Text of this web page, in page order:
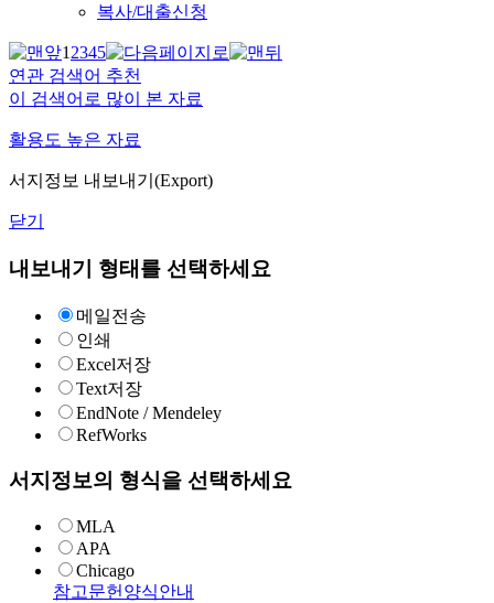
복사/대출신청
12345
연관 검색어 추천
이 검색어로 많이 본 자료
활용도 높은 자료
서지정보 내보내기(Export)
닫기
내보내기 형태를 선택하세요
메일전송
인쇄
Excel저장
Text저장
EndNote / Mendeley
RefWorks
서지정보의 형식을 선택하세요
MLA
APA
Chicago
참고문헌양식안내